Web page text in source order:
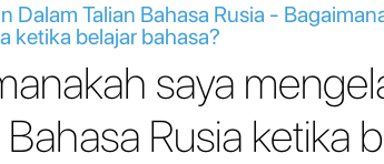
Dalam Talian Bahasa Rusia -
ketika belajar bahasa?
saya
Rusia ketika